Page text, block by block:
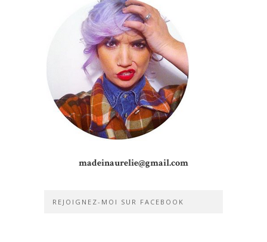
madeinaurelie@gmail.com
REJOIGNEZ-MOI SUR FACEBOOK